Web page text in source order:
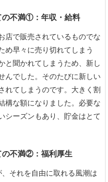
の不満①：年収・給料
店で販売されているものでな
め早々に売り切れてしまう
と聞かれてしまうため、新し
んでした。そのたびに新しい
れてしまうのです。大きく割
構な額になりました。必要な
シーズンもあり、貯金はとて
の不満②：福利厚生
それを自由に取れる風潮は